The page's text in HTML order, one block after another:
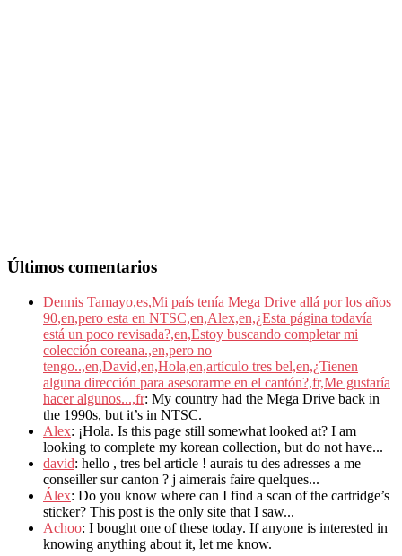
Últimos comentarios
Dennis Tamayo,es,Mi país tenía Mega Drive allá por los años
90,en,pero esta en NTSC,en,Alex,en,¿Esta página todavía
está un poco revisada?,en,Estoy buscando completar mi
colección coreana.,en,pero no
tengo..,en,David,en,Hola,en,artículo tres bel,en,¿Tienen
alguna dirección para asesorarme en el cantón?,fr,Me gustaría
hacer algunos...,fr: My country had the Mega Drive back in
the 1990s, but it’s in NTSC.
Alex: ¡Hola. Is this page still somewhat looked at? I am
looking to complete my korean collection, but do not have...
david: hello , tres bel article ! aurais tu des adresses a me
conseiller sur canton ? j aimerais faire quelques...
Álex: Do you know where can I find a scan of the cartridge’s
sticker? This post is the only site that I saw...
Achoo: I bought one of these today. If anyone is interested in
knowing anything about it, let me know.